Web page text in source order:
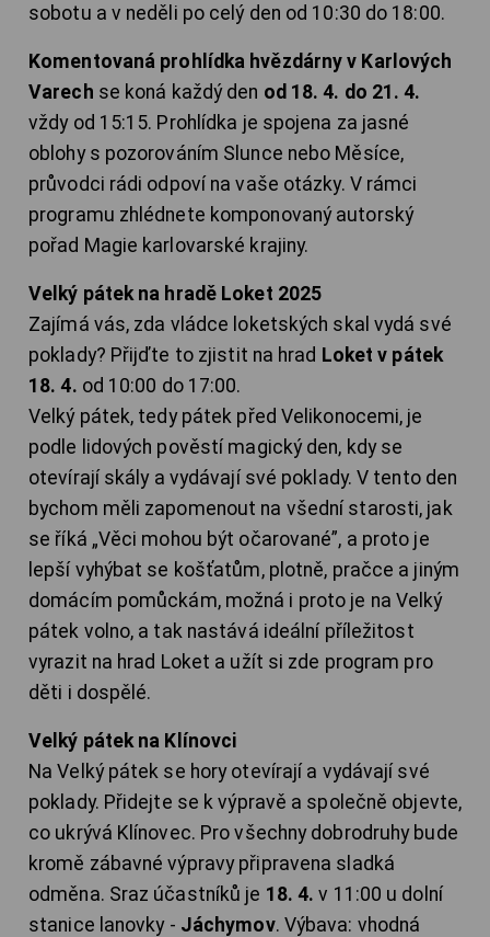
sobotu a v neděli po celý den od 10:30 do 18:00.
Komentovaná prohlídka hvězdárny v Karlových
Varech se koná každý den od 18. 4. do 21. 4.
vždy od 15:15. Prohlídka je spojena za jasné
oblohy s pozorováním Slunce nebo Měsíce,
průvodci rádi odpoví na vaše otázky. V rámci
programu zhlédnete komponovaný autorský
pořad Magie karlovarské krajiny.
Velký pátek na hradě Loket 2025
Zajímá vás, zda vládce loketských skal vydá své
poklady? Přijďte to zjistit na hrad Loket v pátek
18. 4. od 10:00 do 17:00.
Velký pátek, tedy pátek před Velikonocemi, je
podle lidových pověstí magický den, kdy se
otevírají skály a vydávají své poklady. V tento den
bychom měli zapomenout na všední starosti, jak
se říká „Věci mohou být očarované”, a proto je
lepší vyhýbat se košťatům, plotně, pračce a jiným
domácím pomůckám, možná i proto je na Velký
pátek volno, a tak nastává ideální příležitost
vyrazit na hrad Loket a užít si zde program pro
děti i dospělé.
Velký pátek na Klínovci
Na Velký pátek se hory otevírají a vydávají své
poklady. Přidejte se k výpravě a společně objevte,
co ukrývá Klínovec. Pro všechny dobrodruhy bude
kromě zábavné výpravy připravena sladká
odměna. Sraz účastníků je 18. 4.v 11:00 u dolní
stanice lanovky - Jáchymov. Výbava: vhodná